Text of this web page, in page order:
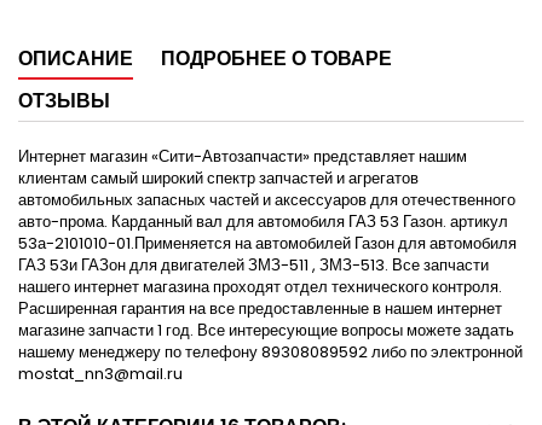
ОПИСАНИЕ
ПОДРОБНЕЕ О ТОВАРЕ
ОТЗЫВЫ
Интернет магазин «Сити-Автозапчасти» представляет нашим
клиентам самый широкий спектр запчастей и агрегатов
автомобильных запасных частей и аксессуаров для отечественного
авто-прома. Карданный вал для автомобиля ГАЗ 53 Газон. артикул
53а-2101010-01.Применяется на автомобилей Газон для автомобиля
ГАЗ 53и ГАЗон для двигателей ЗМЗ-511 , ЗМЗ-513. Все запчасти
нашего интернет магазина проходят отдел технического контроля.
Расширенная гарантия на все предоставленные в нашем интернет
магазине запчасти 1 год. Все интересующие вопросы можете задать
нашему менеджеру по телефону 89308089592 либо по электронной
mostat_nn3@mail.ru